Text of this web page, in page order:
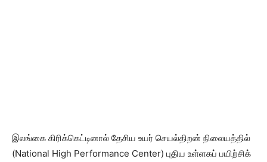
இலங்கை கிரிக்கெட்டினால் தேசிய உயர் செயல்திறன் நிலையத்தில்
(National High Performance Center) புதிய உள்ளகப் பயிற்சிக்